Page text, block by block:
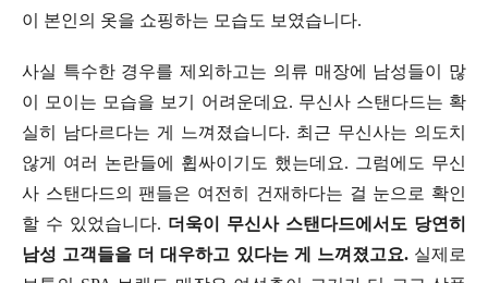
이 본인의 옷을 쇼핑하는 모습도 보였습니다.
사실 특수한 경우를 제외하고는 의류 매장에 남성들이 많
이 모이는 모습을 보기 어려운데요. 무신사 스탠다드는 확
실히 남다르다는 게 느껴졌습니다. 최근 무신사는 의도치
않게 여러 논란들에 휩싸이기도 했는데요. 그럼에도 무신
사 스탠다드의 팬들은 여전히 건재하다는 걸 눈으로 확인
할 수 있었습니다. 더욱이 무신사 스탠다드에서도 당연히
남성 고객들을 더 대우하고 있다는 게 느껴졌고요.실제로